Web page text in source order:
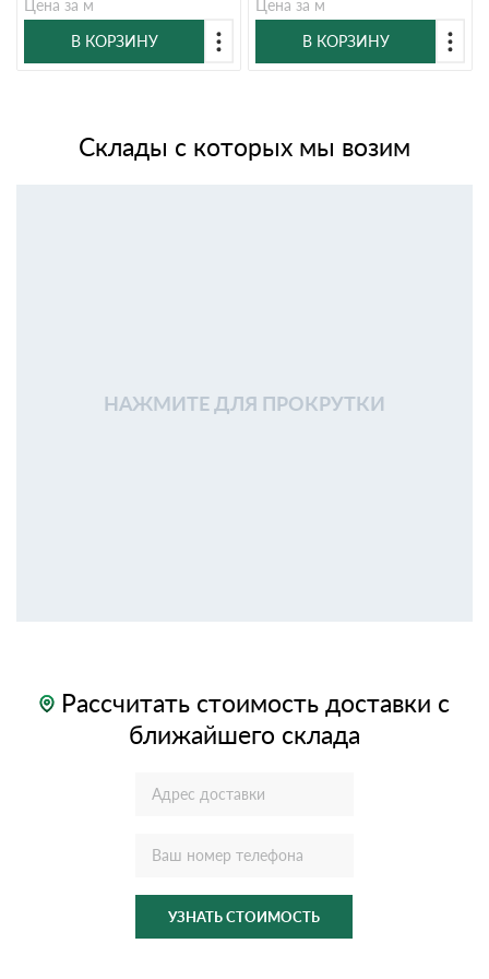
Цена за м
В КОРЗИНУ
Цена за м
В КОРЗИНУ
Склады с которых мы возим
НАЖМИТЕ ДЛЯ ПРОКРУТКИ
Рассчитать стоимость доставки с
ближайшего склада
УЗНАТЬ СТОИМОСТЬ